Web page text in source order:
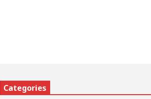
Categories